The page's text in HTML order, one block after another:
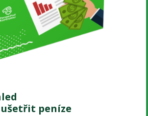
peníze